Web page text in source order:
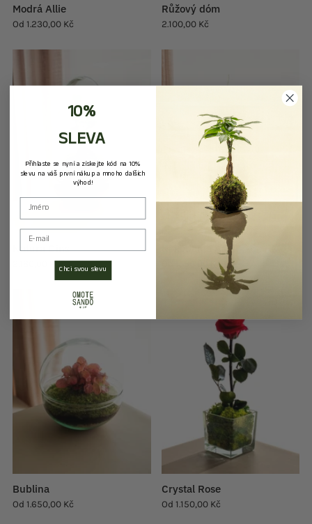
Modrá Allie
Od 1.230,00 Kč
Růžový dóm
2.100,00 Kč
Natura Gins
2.180,00 Kč
Kokedama Aspa
1.150,00 Kč
Bublina
Od 1.650,00 Kč
Crystal Rose
Od 1.150,00 Kč
10%
SLEVA
Přihlaste se nyní a získejte kód na 10%
slevu na váš první nákup a mnoho dalších
výhod!
Email
Chci svou slevu